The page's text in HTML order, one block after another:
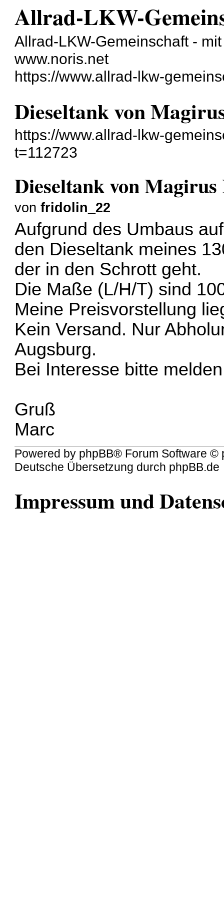
Allrad-LKW-
Allrad-LKW-Gemeinschaft -
www.noris.net
https://www.allrad-lkw-
Dieseltank von
https://www.allrad-lkw-
t=112723
Dieseltank von Magirus
vonfridolin_22
Aufgrund des Umbaus
den Dieseltank meines
der in den Schrott geht.
Die Maße (L/H/T) sind
Meine Preisvorstellung
Kein Versand. Nur
Augsburg.
Bei Interesse bitte
Gruß
Marc
Powered by phpBB® Forum Software ©
Deutsche Übersetzung durch phpBB.de
Impressum und